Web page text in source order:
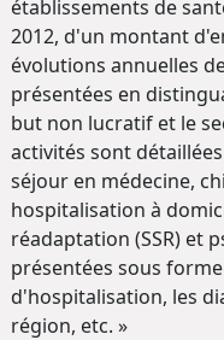
établissements de
2012, d'un montant
évolutions annuelles
présentées en
but non lucratif et le
activités sont
séjour en médecine,
hospitalisation à
réadaptation (SSR) et
présentées sous
d'hospitalisation, les
région, etc. »